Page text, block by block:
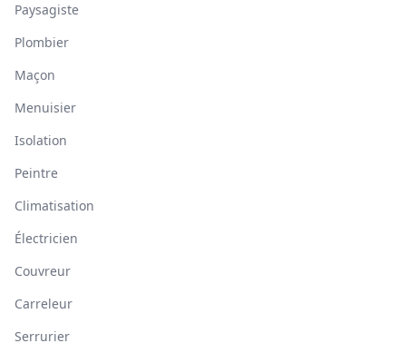
Paysagiste
Plombier
Maçon
Menuisier
Isolation
Peintre
Climatisation
Électricien
Couvreur
Carreleur
Serrurier